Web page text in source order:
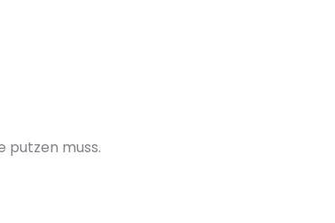
putzen muss.